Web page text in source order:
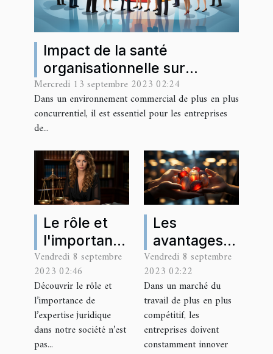
Impact de la santé
organisationnelle sur
l'expansion de l'entreprise
Mercredi 13 septembre 2023 02:24
Dans un environnement commercial de plus en plus
concurrentiel, il est essentiel pour les entreprises
de...
Le rôle et
l'importance
de
l'expertise
juridique
dans notre
société
Vendredi 8 septembre
2023 02:46
Découvrir le rôle et
l’importance de
l’expertise juridique
dans notre société n’est
pas...
Les
avantages
sociaux : un
atout pour
attirer les
talents
Vendredi 8 septembre
2023 02:22
Dans un marché du
travail de plus en plus
compétitif, les
entreprises doivent
constamment innover